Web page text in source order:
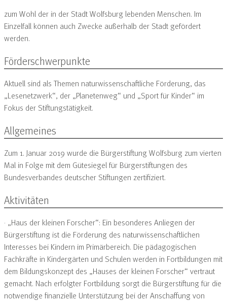
zum Wohl der in der Stadt Wolfsburg lebenden Menschen. Im
Einzelfall können auch Zwecke außerhalb der Stadt gefördert
werden.
Förderschwerpunkte
Aktuell sind als Themen naturwissenschaftliche Förderung, das
„Lesenetzwerk“, der „Planetenweg“ und „Sport für Kinder“ im
Fokus der Stiftungstätigkeit.
Allgemeines
Zum 1. Januar 2019 wurde die Bürgerstiftung Wolfsburg zum vierten
Mal in Folge mit dem Gütesiegel für Bürgerstiftungen des
Bundesverbandes deutscher Stiftungen zertifiziert.
Aktivitäten
· „Haus der kleinen Forscher“: Ein besonderes Anliegen der
Bürgerstiftung ist die Förderung des naturwissenschaftlichen
Interesses bei Kindern im Primär­bereich. Die pädagogischen
Fachkräfte in Kindergärten und Schulen werden in Fortbildungen mit
dem Bildungskonzept des „Hauses der kleinen Forscher“ vertraut
gemacht. Nach erfolgter Fortbildung sorgt die Bürgerstiftung für die
notwendige finanzielle Unterstützung bei der Anschaffung von